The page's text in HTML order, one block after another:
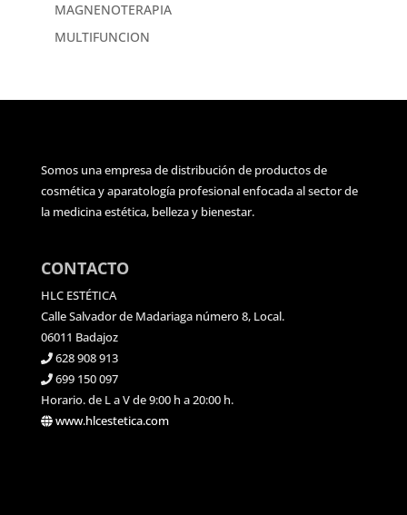
MAGNENOTERAPIA
MULTIFUNCION
Somos una empresa de distribución de productos de
cosmética y aparatología profesional enfocada al sector de
la medicina estética, belleza y bienestar.
CONTACTO
HLC ESTÉTICA
Calle Salvador de Madariaga número 8, Local.
06011 Badajoz
628 908 913
699 150 097
Horario. de L a V de 9:00 h a 20:00 h.
www.hlcestetica.com